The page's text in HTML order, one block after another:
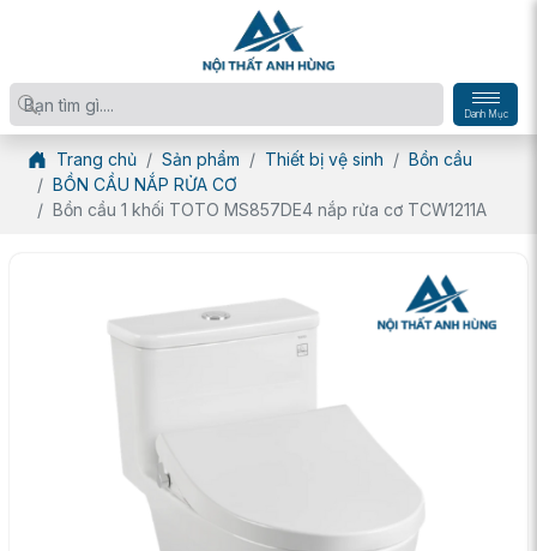
Danh Mục
Trang chủ Sản phẩm Thiết bị vệ sinh
Bồn cầu
BỒN CẦU NẮP RỬA CƠ
Bồn cầu 1 khối TOTO MS857DE4 nắp rửa cơ TCW1211A